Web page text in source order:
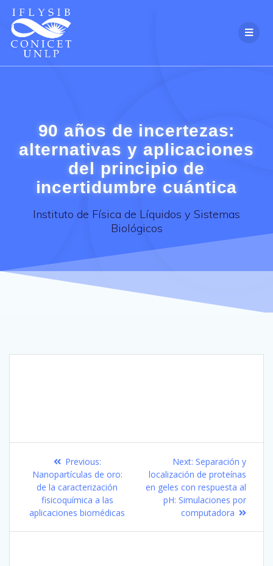
90 años de incertezas:
alternativas y aplicaciones
del principio de
incertidumbre cuántica
Instituto de Física de Líquidos y Sistemas
Biológicos
Navegación
de
entradas
Previous:Previous
post:
Nanopartículas de oro:
de la caracterización
fisicoquímica a las
aplicaciones biomédicas
Next: Next
post:
Separación y
localización de proteínas
en geles con respuesta al
pH: Simulaciones por
computadora